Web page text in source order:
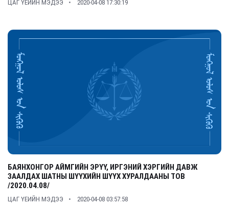
ЦАГ ҮЕИЙН МЭДЭЭ 2020-04-08 17:30:19
БАЯНХОНГОР АЙМГИЙН ЭРҮҮ, ИРГЭНИЙ ХЭРГИЙН ДАВЖ
ЗААЛДАХ ШАТНЫ ШҮҮХИЙН ШҮҮХ ХУРАЛДААНЫ ТОВ
/2020.04.08/
ЦАГ ҮЕИЙН МЭДЭЭ 2020-04-08 03:57:58